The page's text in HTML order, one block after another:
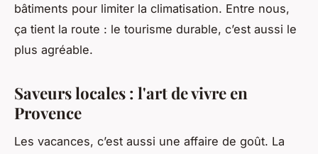
bâtiments pour limiter la climatisation. Entre nous,
ça tient la route : le tourisme durable, c’est aussi le
plus agréable.
Saveurs locales : l'art de vivre en
Provence
Les vacances, c’est aussi une affaire de goût. La